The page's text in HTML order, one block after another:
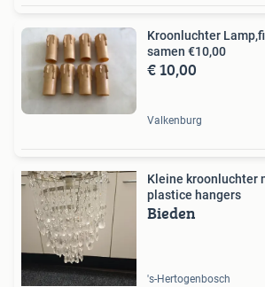
Kroonluchter
samen €10,00
€ 10,00
Valkenburg
Kleine kroonluchter
plastice hangers
Bieden
's-Hertogenbosch